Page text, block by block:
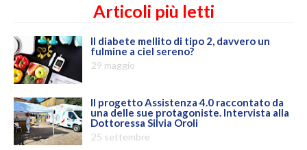
Articoli più letti
Il diabete mellito di tipo 2, davvero un
fulmine a ciel sereno?
29 maggio
Il progetto Assistenza 4.0 raccontato da
una delle sue protagoniste. Intervista alla
Dottoressa Silvia Oroli
25 settembre